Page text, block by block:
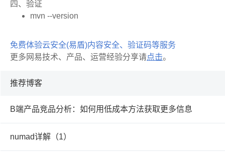
四、验证
mvn --version
免费体验云安全(易盾)内容安全、验证码等服务
更多网易技术、产品、运营经验分享请点击。
推荐博客
B端产品竞品分析：如何用低成本方法获取更多信息
numad详解（1）